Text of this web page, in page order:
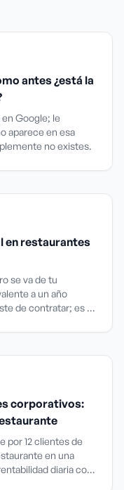
antes ¿está la
Google; le
aparece en esa
no existes.
en restaurantes
se va de tu
a un año
de contratar; es el
corporativos:
por 12 clientes de
en una
diaria con